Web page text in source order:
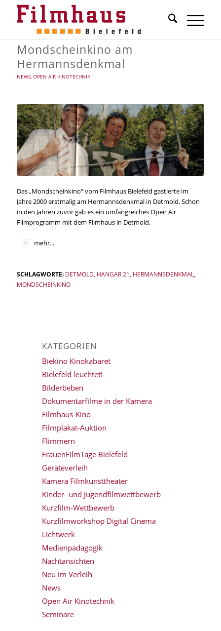
Mondscheinkino am
Hermannsdenkmal
NEWS, OPEN AIR KINOTECHNIK
Das „Mondscheinkino“ vom Filmhaus Bielefeld gastierte im
Jahre 2009 erstmalig am Hermannsdenkmal in Detmold. Schon
in den Jahren zuvor gab es ein umfangreiches Open Air
Filmprogramm mit dem Filmhaus in Detmold.
mehr...
SCHLAGWORTE: DETMOLD HANGAR 21 HERMANNSDENKMAL
MONDSCHEINKINO
KATEGORIEN
Biekino Kinokabaret
Bielefeld leuchtet!
Bilderbeben
Dokumentarfilme in der Kamera
Filmhaus-Kino
Filmplakat-Auktion
Flimmern
FrauenFilmTage Bielefeld
Geräteverleih
Kamera Filmkunsttheater
Kinder- und Jugendfilmwettbewerb
Kurzfilm-Wettbewerb
Kurzfilmworkshop Digital Cinema
Lichtwerk
Medienpädagogik
Nachtansichten
Neu im Verleih
News
Open Air Kinotechnik
Seminare